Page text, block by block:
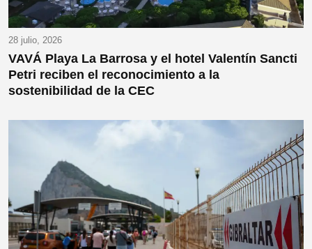
28 julio, 2026
VAVÁ Playa La Barrosa y el hotel Valentín Sancti
Petri reciben el reconocimiento a la
sostenibilidad de la CEC